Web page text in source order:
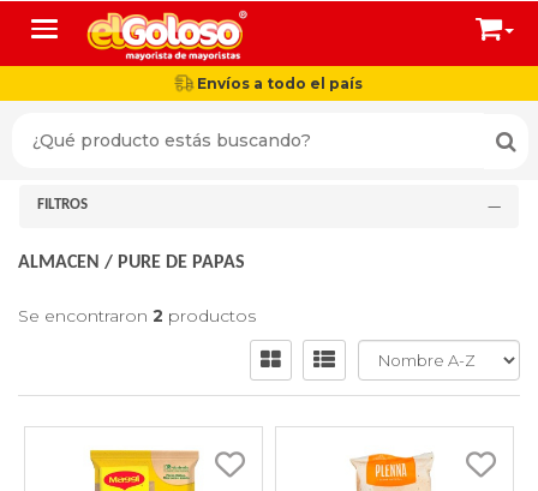
Toggle navigation
Envíos a todo el país
FILTROS
ALMACEN / PURE DE PAPAS
Se encontraron 2 productos